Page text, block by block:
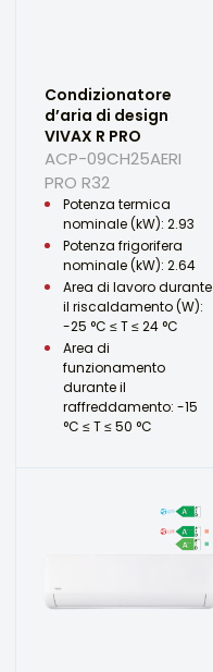
Condizionatore
d’aria di design
VIVAX R PRO
ACP-09CH25AERI
PRO R32
Potenza termica
nominale (kW): 2.93
Potenza frigorifera
nominale (kW): 2.64
Area di lavoro durante
il riscaldamento (W):
-25 °C ≤ T ≤ 24 °C
Area di
funzionamento
durante il
raffreddamento: -15
°C ≤ T ≤ 50 °C